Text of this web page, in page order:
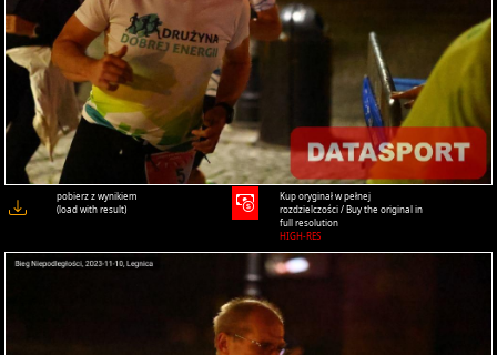
pobierz z wynikiem
(load with result)
Kup oryginał w pełnej
rozdzielczości / Buy the original in
full resolution
HIGH-RES